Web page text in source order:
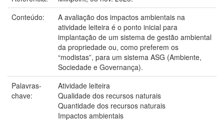
Conteúdo:
A avaliação dos impactos ambientais na
atividade leiteira é o ponto inicial para
implantação de um sistema de gestão ambiental
da propriedade ou, como preferem os
“modistas”, para um sistema ASG (Ambiente,
Sociedade e Governança).
Palavras-
chave:
Atividade leiteira
Qualidade dos recursos naturais
Quantidade dos recursos naturais
Impactos ambientais